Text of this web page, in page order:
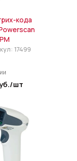
кода
17499
/шт